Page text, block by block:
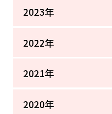
2023年
2022年
2021年
2020年